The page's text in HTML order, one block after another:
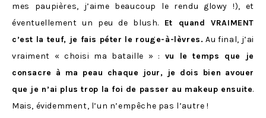
mes paupières, j’aime beaucoup le rendu glowy !), et
éventuellement un peu de blush. Et quand VRAIMENT
c’est la teuf, je fais péter le rouge-à-lèvres. Au final, j’ai
vraiment « choisi ma bataille » : vu le temps que je
consacre à ma peau chaque jour, je dois bien avouer
que je n’ai plus trop la foi de passer au makeup ensuite.
Mais, évidemment, l’un n’empêche pas l’autre !